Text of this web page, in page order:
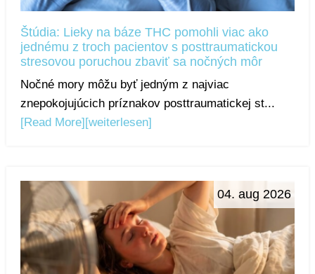
Štúdia: Lieky na báze THC pomohli viac ako
jednému z troch pacientov s posttraumatickou
stresovou poruchou zbaviť sa nočných môr
Nočné mory môžu byť jedným z najviac
znepokojujúcich príznakov posttraumatickej st...
[Read More] [weiterlesen]
04. aug 2026